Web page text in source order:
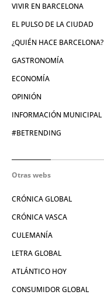
VIVIR EN BARCELONA
EL PULSO DE LA CIUDAD
¿QUIÉN HACE BARCELONA?
GASTRONOMÍA
ECONOMÍA
OPINIÓN
INFORMACIÓN MUNICIPAL
#BETRENDING
Otras webs
CRÓNICA GLOBAL
CRÓNICA VASCA
CULEMANÍA
LETRA GLOBAL
ATLÁNTICO HOY
CONSUMIDOR GLOBAL